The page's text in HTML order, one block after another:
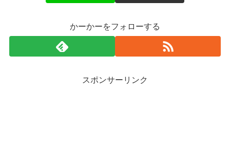
かーかーをフォローする
スポンサーリンク